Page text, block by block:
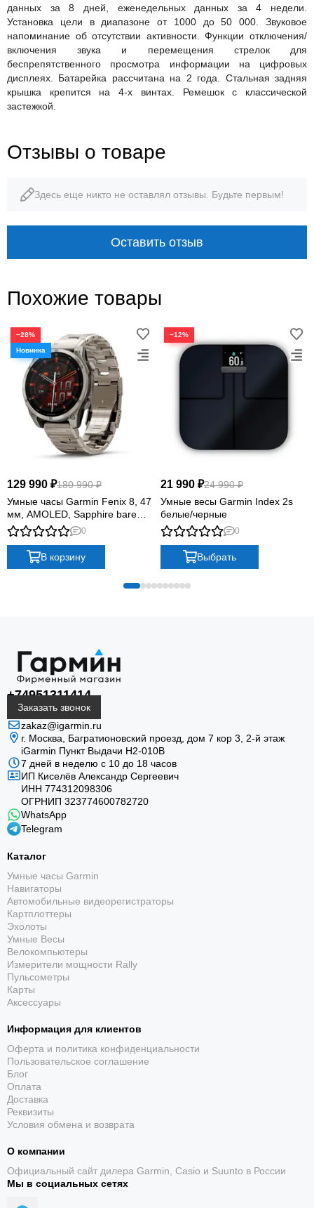
данных за 8 дней, еженедельных данных за 4 недели.
Установка цели в диапазоне от 1000 до 50 000. Звуковое
напоминание об отсутствии активности. Функции отключения/
включения звука и перемещения стрелок для
беспрепятственного просмотра информации на цифровых
дисплеях. Батарейка рассчитана на 2 года. Стальная задняя
крышка крепится на 4-х винтах. Ремешок с классической
застежкой.
Отзывы о товаре
Здесь еще никто не оставлял отзывы. Будьте первым!
Оставить отзыв
Похожие товары
−28%
129 990 ₽180 990 ₽
Умные часы Garmin Fenix 8, 47
мм, AMOLED, Sapphire bare
Titanium, graphite with titanium
band plus graphite silicone band
0
В корзину
−12%
21 990 ₽24 990 ₽
Умные весы Garmin Index 2s
белые/черные
0
Выбрать
+74951311414
Заказать звонок
zakaz@igarmin.ru
г. Москва, Багратионовский проезд, дом 7 кор 3, 2-й этаж
iGarmin Пункт Выдачи Н2-010В
7 дней в неделю с 10 до 18 часов
ИП Киселёв Александр Сергеевич
ИНН 774312098306
ОГРНИП 323774600782720
WhatsApp
Telegram
Каталог
Умные часы Garmin
Навигаторы
Автомобильные видеорегистраторы
Картплоттеры
Эхолоты
Умные Весы
Велокомпьютеры
Измерители мощности Rally
Пульсометры
Карты
Аксессуары
Информация для клиентов
Оферта и политика конфиденциальности
Пользовательское соглашение
Блог
Оплата
Доставка
Реквизиты
Условия обмена и возврата
О компании
Официальный сайт дилера Garmin, Casio и Suunto в России
Мы в социальных сетях